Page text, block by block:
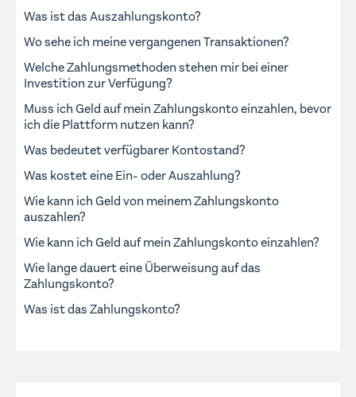
Was ist das Auszahlungskonto?
Wo sehe ich meine vergangenen Transaktionen?
Welche Zahlungsmethoden stehen mir bei einer
Investition zur Verfügung?
Muss ich Geld auf mein Zahlungskonto einzahlen, bevor
ich die Plattform nutzen kann?
Was bedeutet verfügbarer Kontostand?
Was kostet eine Ein- oder Auszahlung?
Wie kann ich Geld von meinem Zahlungskonto
auszahlen?
Wie kann ich Geld auf mein Zahlungskonto einzahlen?
Wie lange dauert eine Überweisung auf das
Zahlungskonto?
Was ist das Zahlungskonto?